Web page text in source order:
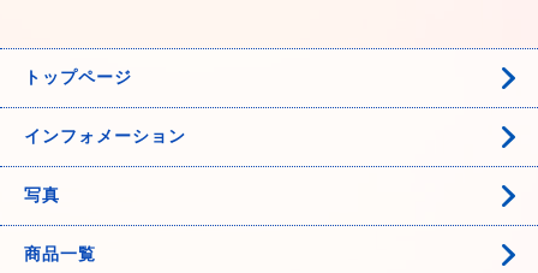
トップページ
インフォメーション
写真
商品一覧